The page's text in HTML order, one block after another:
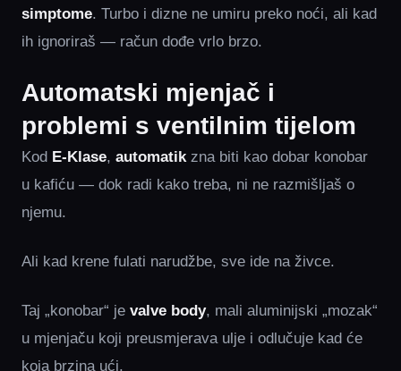
simptome. Turbo i dizne ne umiru preko noći, ali kad
ih ignoriraš — račun dođe vrlo brzo.
Automatski mjenjač i
problemi s ventilnim tijelom
Kod E-Klase, automatikzna biti kao dobar konobar
u kafiću — dok radi kako treba, ni ne razmišljaš o
njemu.
Ali kad krene fulati narudžbe, sve ide na živce.
Taj „konobar“ je valve body, mali aluminijski „mozak“
u mjenjaču koji preusmjerava ulje i odlučuje kad će
koja brzina ući.